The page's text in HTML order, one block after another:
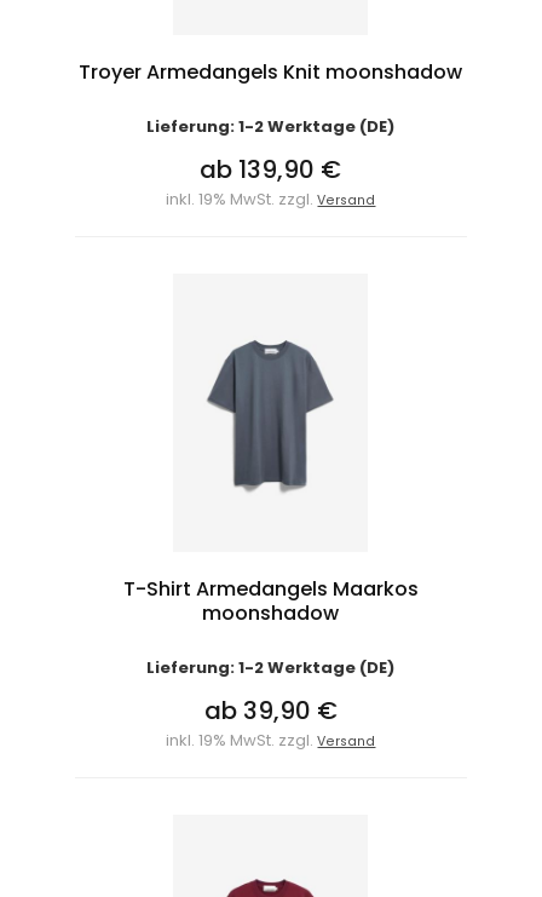
Troyer Armedangels Knit moonshadow
Lieferung: 1-2 Werktage (DE)
ab 139,90 €
inkl. 19% MwSt. zzgl.Versand
T-Shirt Armedangels Maarkos
moonshadow
Lieferung: 1-2 Werktage (DE)
ab 39,90 €
inkl. 19% MwSt. zzgl.Versand